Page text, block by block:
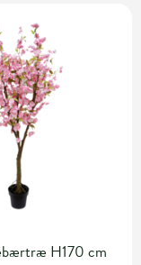
H170 cm